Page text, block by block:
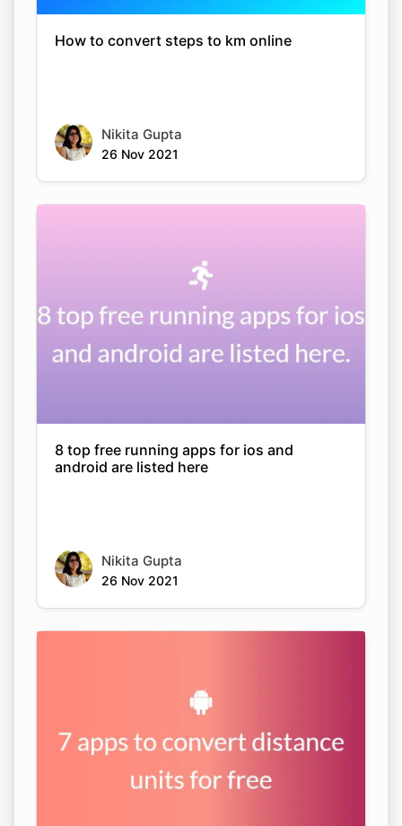
Copy Link
How to convert steps to km online
Nikita Gupta
26 Nov 2021
8 top free running apps for ios and
android are listed here
Nikita Gupta
26 Nov 2021